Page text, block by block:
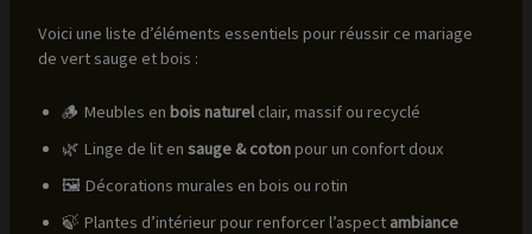
Voici une liste d’éléments essentiels pour réussir ce mariage
de vert sauge et bois :
🪵 Meubles en bois naturelclair, massif ou recyclé
🌿 Linge de lit en sauge & cotonpour un confort doux
🖼️ Décorations murales en bois ou rotin
🍃 Plantes d’intérieur pour renforcer l’aspect ambiance